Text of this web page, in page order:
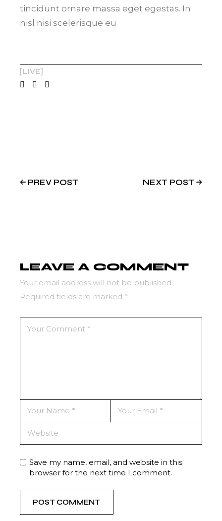
tincidunt ornare massa eget egestas. In
nisl nisi scelerisque eu
LIVE
PREV POST NEXT POST
LEAVE A COMMENT
Your email address will not be published.
Required fields are marked *
Save my name, email, and website in this
browser for the next time I comment.
POST COMMENT